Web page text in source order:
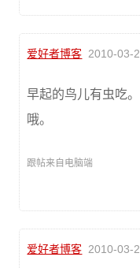
爱好者博客 2010-03-
早起的鸟儿有虫吃
哦。
跟帖来自电脑端
爱好者博客 2010-03-